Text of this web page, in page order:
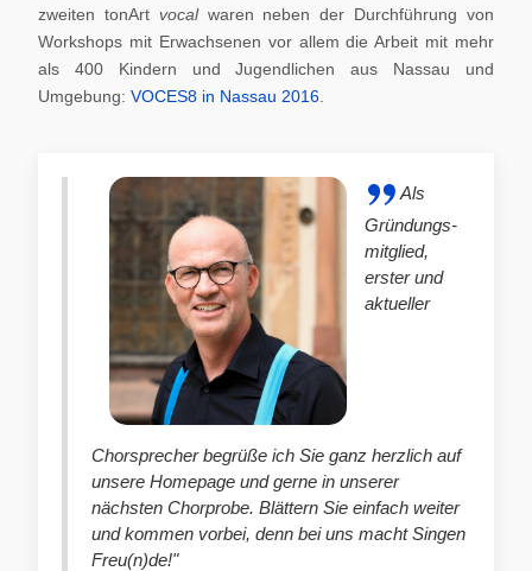
zweiten tonArt vocalwaren neben der Durchführung von
Workshops mit Erwachsenen vor allem die Arbeit mit mehr
als 400 Kindern und Jugendlichen aus Nassau und
Umgebung: VOCES8 in Nassau 2016
Als
Gründungs-
mitglied,
erster und
aktueller
Chorsprecher begrüße ich Sie ganz herzlich auf
unsere Homepage und gerne in unserer
nächsten Chorprobe. Blättern Sie einfach weiter
und kommen vorbei, denn bei uns macht Singen
Freu(n)de!"